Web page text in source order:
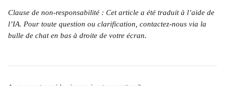
Clause de non-responsabilité : Cet article a été traduit à l’aide de
l’IA. Pour toute question ou clarification, contactez-nous via la
bulle de chat en bas à droite de votre écran.